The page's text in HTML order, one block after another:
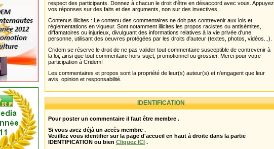
respect des participants. Donnez à chacun le droit d'être en désaccord avec vous. Appuyez
vos réponses sur des faits et des arguments, non sur des invectives.
Contenus illicites : Le contenu des commentaires ne doit pas contrevenir aux lois et
réglementations en vigueur. Sont notamment illicites les propos racistes ou antisémites,
diffamatoires ou injurieux, divulguant des informations relatives à la vie privée d'une
personne, utilisant des oeuvres protégées par les droits d'auteur (textes, photos, vidéos...).
Cridem se réserve le droit de ne pas valider tout commentaire susceptible de contrevenir à
la loi, ainsi que tout commentaire hors-sujet, promotionnel ou grossier. Merci pour votre
participation à Cridem!
Les commentaires et propos sont la propriété de leur(s) auteur(s) et n'engagent que leur
avis, opinion et responsabilité.
IDENTIFICATION
Pour poster un commentaire il faut être membre .
Si vous avez déjà un accès membre .
Veuillez vous identifier sur la page d'accueil en haut à droite dans la partie
IDENTIFICATION ou bien Cliquez ICI .